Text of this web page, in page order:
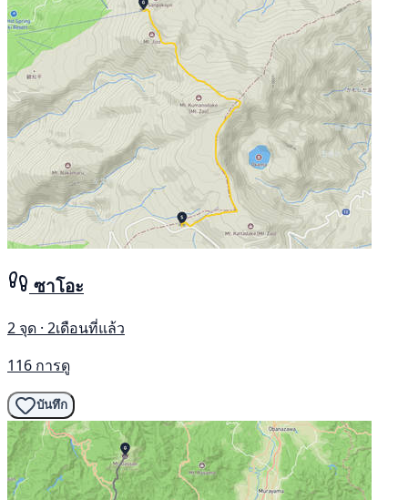
ซาโอะ
2 จุด · 2เดือนที่แล้ว
116 การดู
บันทึก